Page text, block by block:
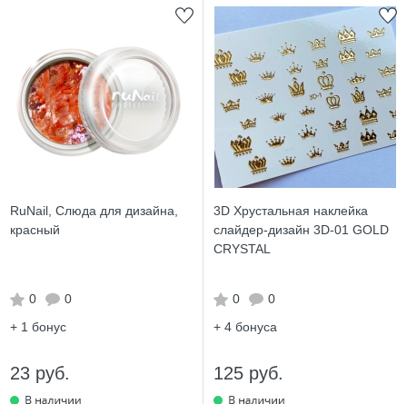
RuNail, Слюда для дизайна,
красный
0
0
+ 1 бонус
23 руб.
3D Хрустальная наклейка
слайдер-дизайн 3D-01 GOLD
CRYSTAL
0
0
+ 4 бонуса
125 руб.